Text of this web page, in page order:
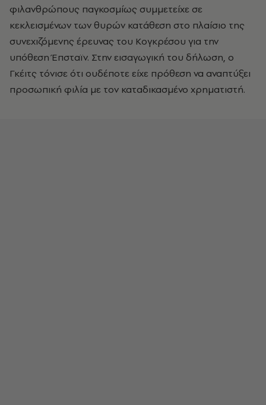
φιλανθρώπους παγκοσμίως συμμετείχε σε
κεκλεισμένων των θυρών κατάθεση στο πλαίσιο της
συνεχιζόμενης έρευνας του Κογκρέσου για την
υπόθεση Έπσταϊν. Στην εισαγωγική του δήλωση, ο
Γκέιτς τόνισε ότι ουδέποτε είχε πρόθεση να αναπτύξει
προσωπική φιλία με τον καταδικασμένο χρηματιστή.